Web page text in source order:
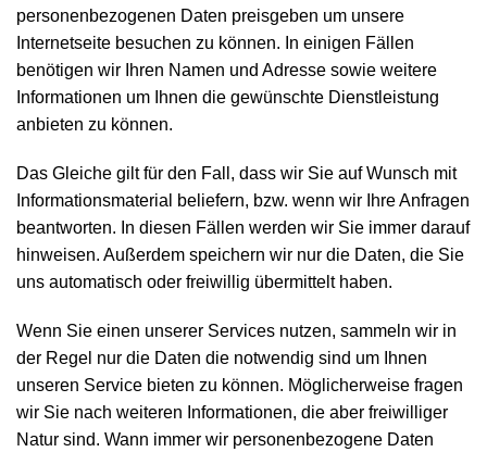
personenbezogenen Daten preisgeben um unsere
Internetseite besuchen zu können. In einigen Fällen
benötigen wir Ihren Namen und Adresse sowie weitere
Informationen um Ihnen die gewünschte Dienstleistung
anbieten zu können.
Das Gleiche gilt für den Fall, dass wir Sie auf Wunsch mit
Informationsmaterial beliefern, bzw. wenn wir Ihre Anfragen
beantworten. In diesen Fällen werden wir Sie immer darauf
hinweisen. Außerdem speichern wir nur die Daten, die Sie
uns automatisch oder freiwillig übermittelt haben.
Wenn Sie einen unserer Services nutzen, sammeln wir in
der Regel nur die Daten die notwendig sind um Ihnen
unseren Service bieten zu können. Möglicherweise fragen
wir Sie nach weiteren Informationen, die aber freiwilliger
Natur sind. Wann immer wir personenbezogene Daten